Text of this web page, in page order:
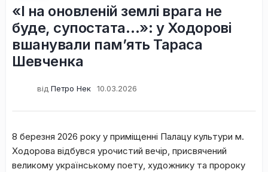
«І на оновленій землі врага не
буде, супостата…»: у Ходорові
вшанували пам’ять Тараса
Шевченка
від Петро Нек 10.03.2026
8 березня 2026 року у приміщенні Палацу культури м.
Ходорова відбувся урочистий вечір, присвячений
великому українському поету, художнику та пророку